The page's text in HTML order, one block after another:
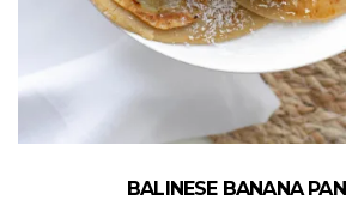
BALINESE BANANA